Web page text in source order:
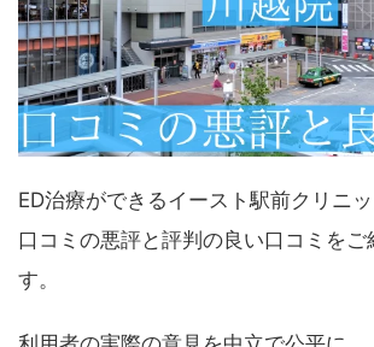
ED治療ができるイースト駅前クリニ
口コミの悪評と評判の良い口コミをご
す。